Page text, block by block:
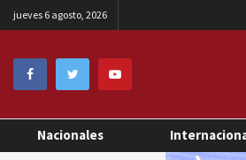
jueves 6 agosto, 2026
Nacionales